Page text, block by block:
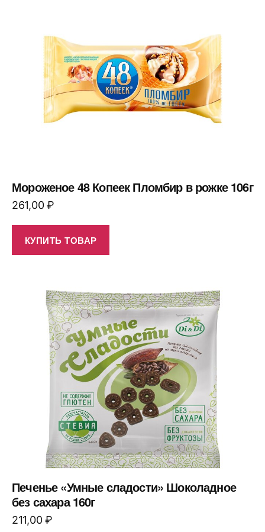
Мороженое 48 Копеек Пломбир в рожке 106г
261,00₽
КУПИТЬ ТОВАР
Печенье «Умные сладости» Шоколадное
без сахара 160г
211,00₽